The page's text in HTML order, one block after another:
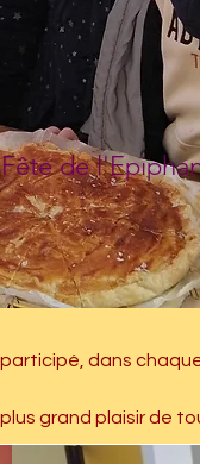
Fête de
dans
grand plaisir de